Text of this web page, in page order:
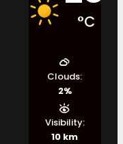
°C
Clouds:
2%
Visibility:
10 km